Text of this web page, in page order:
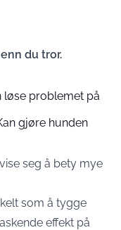
du tror.
løse problemet på
gjøre hunden
seg å bety mye
som å tygge
effekt på